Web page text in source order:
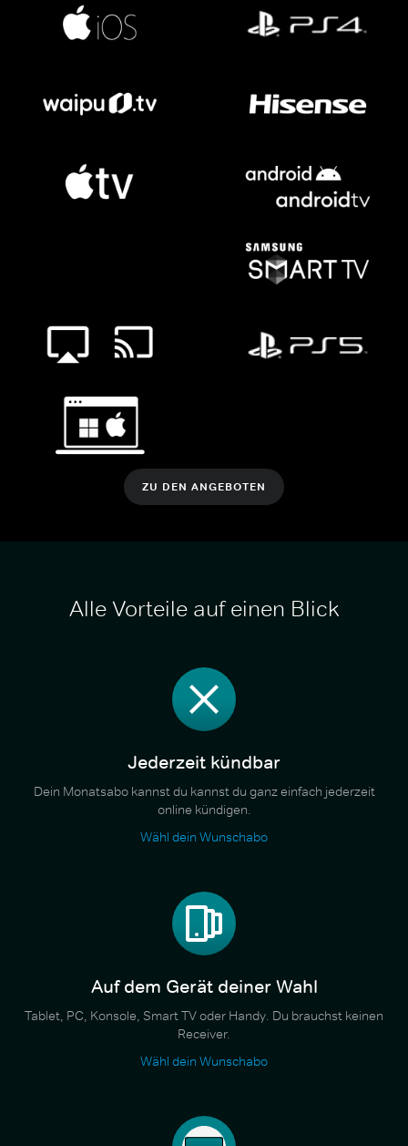
ZU DEN ANGEBOTEN
Alle Vorteile auf einen Blick
Jederzeit kündbar
Dein Monatsabo kannst du kannst du ganz einfach jederzeit
online kündigen.
Wähl dein Wunschabo
Auf dem Gerät deiner Wahl
Tablet, PC, Konsole, Smart TV oder Handy. Du brauchst keinen
Receiver.
Wähl dein Wunschabo